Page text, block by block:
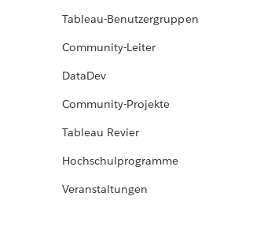
Tableau-Benutzergruppen
Community-Leiter
DataDev
Community-Projekte
Tableau Revier
Hochschulprogramme
Veranstaltungen